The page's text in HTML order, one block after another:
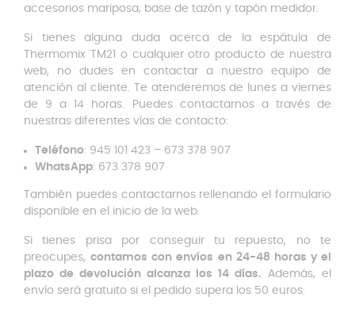
accesorios mariposa, base de tazón y tapón medidor.
Si tienes alguna duda acerca de la espátula de
Thermomix TM21 o cualquier otro producto de nuestra
web, no dudes en contactar a nuestro equipo de
atención al cliente. Te atenderemos de lunes a viernes
de 9 a 14 horas. Puedes contactarnos a través de
nuestras diferentes vías de contacto:
Teléfono: 945 101 423 – 673 378 907
WhatsApp: 673 378 907
También puedes contactarnos rellenando el formulario
disponible en el inicio de la web.
Si tienes prisa por conseguir tu repuesto, no te
preocupes,contamos con envíos en 24-48 horas y el
plazo de devolución alcanza los 14 días. Además, el
envío será gratuito si el pedido supera los 50 euros.